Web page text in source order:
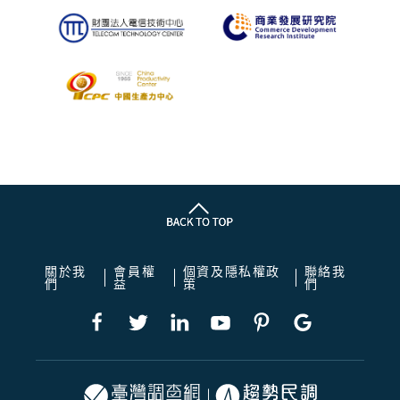
關於我
們
會員權
益
個資及隱私權政
策
聯絡我
們